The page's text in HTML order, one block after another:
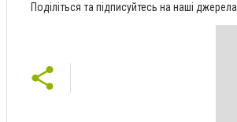
Поділіться та підписуйтесь на наші джерела